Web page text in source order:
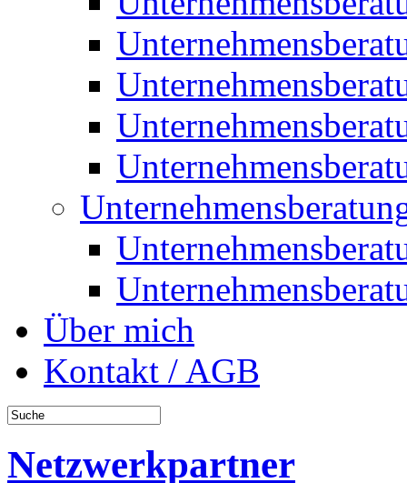
Über mich
Kontakt / AGB
Netzwerkpartner